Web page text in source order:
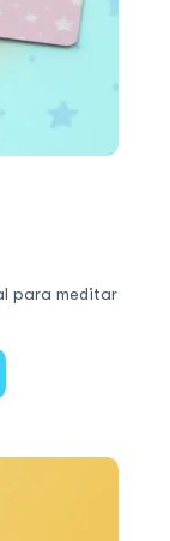
para meditar